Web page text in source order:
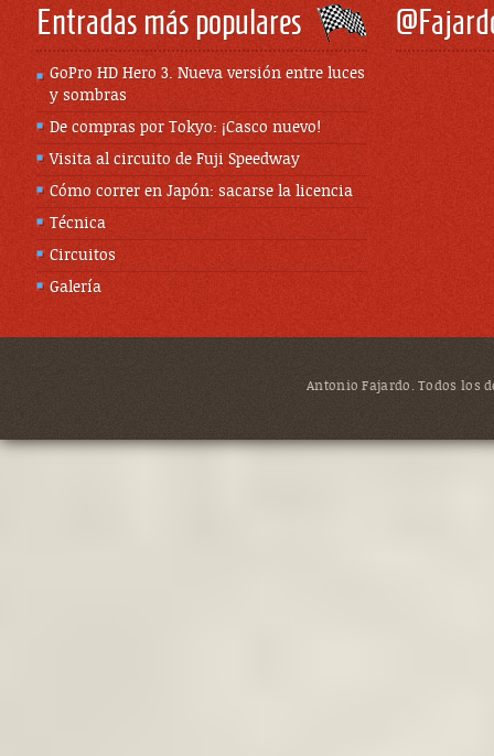
Entradas más populares
GoPro HD Hero 3. Nueva versión entre luces
y sombras
De compras por Tokyo: ¡Casco nuevo!
Visita al circuito de Fuji Speedway
Cómo correr en Japón: sacarse la licencia
Técnica
Circuitos
Galería
Antonio Fajardo. Todos los